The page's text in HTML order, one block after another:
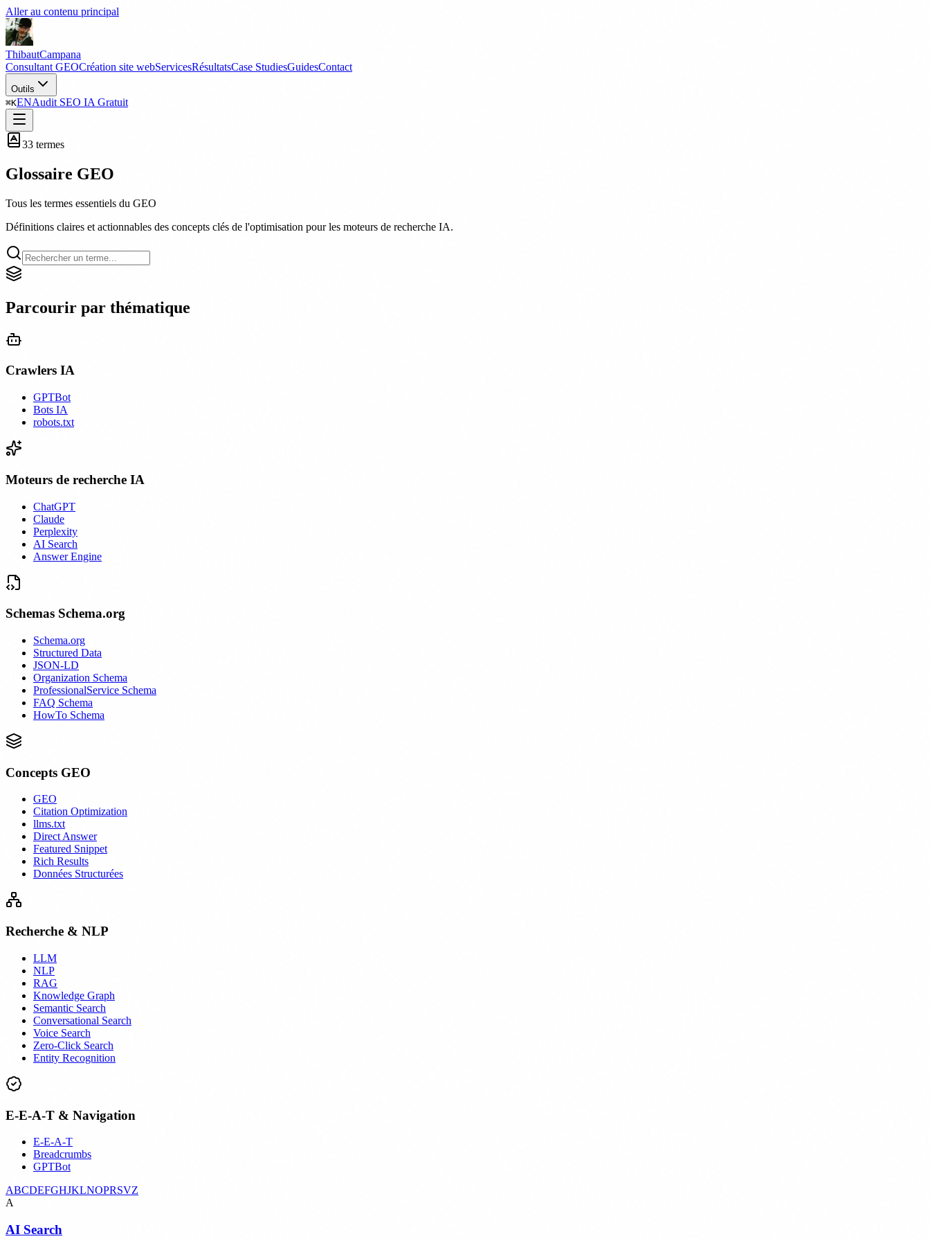
Aller au contenu principal
ThibautCampana
Consultant GEOCréation site webServicesRésultatsCase StudiesGuidesContact
Outils
⌘KENAudit SEO IA Gratuit
33 termes
Glossaire GEO
Tous les termes essentiels du GEO
Définitions claires et actionnables des concepts clés de l'optimisation pour les moteurs de recherche IA.
Parcourir par thématique
Crawlers IA
GPTBot
Bots IA
robots.txt
Moteurs de recherche IA
ChatGPT
Claude
Perplexity
AI Search
Answer Engine
Schemas Schema.org
Schema.org
Structured Data
JSON-LD
Organization Schema
ProfessionalService Schema
FAQ Schema
HowTo Schema
Concepts GEO
GEO
Citation Optimization
llms.txt
Direct Answer
Featured Snippet
Rich Results
Données Structurées
Recherche & NLP
LLM
NLP
RAG
Knowledge Graph
Semantic Search
Conversational Search
Voice Search
Zero-Click Search
Entity Recognition
E-E-A-T & Navigation
E-E-A-T
Breadcrumbs
GPTBot
ABCDEFGHJKLNOPRSVZ
A
AI Search